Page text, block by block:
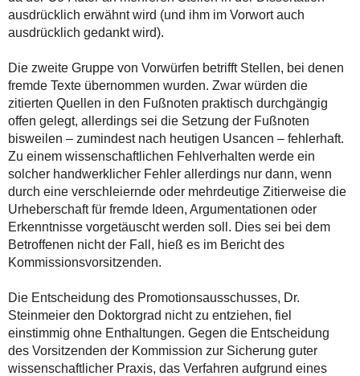
ausdrücklich erwähnt wird (und ihm im Vorwort auch
ausdrücklich gedankt wird).
Die zweite Gruppe von Vorwürfen betrifft Stellen, bei denen
fremde Texte übernommen wurden. Zwar würden die
zitierten Quellen in den Fußnoten praktisch durchgängig
offen gelegt, allerdings sei die Setzung der Fußnoten
bisweilen – zumindest nach heutigen Usancen – fehlerhaft.
Zu einem wissenschaftlichen Fehlverhalten werde ein
solcher handwerklicher Fehler allerdings nur dann, wenn
durch eine verschleiernde oder mehrdeutige Zitierweise die
Urheberschaft für fremde Ideen, Argumentationen oder
Erkenntnisse vorgetäuscht werden soll. Dies sei bei dem
Betroffenen nicht der Fall, hieß es im Bericht des
Kommissionsvorsitzenden.
Die Entscheidung des Promotionsausschusses, Dr.
Steinmeier den Doktorgrad nicht zu entziehen, fiel
einstimmig ohne Enthaltungen. Gegen die Entscheidung
des Vorsitzenden der Kommission zur Sicherung guter
wissenschaftlicher Praxis, das Verfahren aufgrund eines